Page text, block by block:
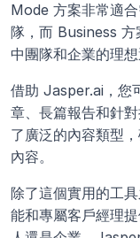
Mode 方案非常適
隊，而 Business 方
中團隊和企業的理想
借助 Jasper.ai，您
章、長篇報告和針
了廣泛的內容類型
內容。
除了這個實用的工
能和專屬客戶經理